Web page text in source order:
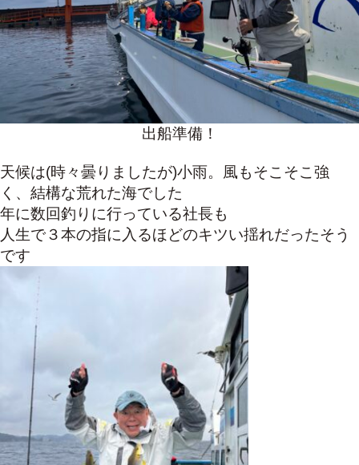
出船準備！
天候は(時々曇りましたが)小雨。風もそこそこ強
く、結構な荒れた海でした
年に数回釣りに行っている社長も
人生で３本の指に入るほどのキツい揺れだったそう
です